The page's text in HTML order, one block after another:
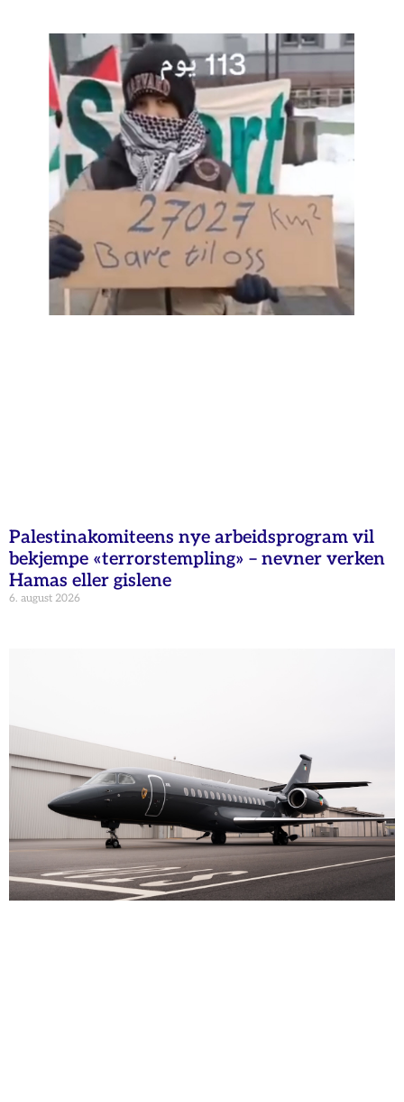
Palestinakomiteens nye arbeidsprogram vil
bekjempe «terrorstempling» – nevner verken
Hamas eller gislene
6. august 2026